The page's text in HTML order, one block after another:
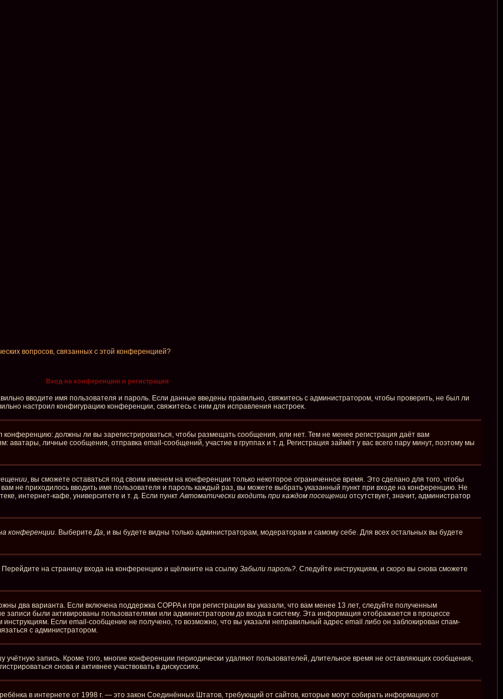
вопросов, связанных с этой конференцией?
Вход на конференцию и регистрация
вводите имя пользователя и пароль. Если данные введены правильно, свяжитесь с администратором, чтобы проверить, не был ли
настроил конфигурацию конференции, свяжитесь с ним для исправления настроек.
конференцию: должны ли вы зарегистрироваться, чтобы размещать сообщения, или нет. Тем не менее регистрация даёт вам
личные сообщения, отправка email-сообщений, участие в группах и т. д. Регистрация займёт у вас всего пару минут, поэтому мы
, вы сможете оставаться под своим именем на конференции только некоторое ограниченное время. Это сделано для того, чтобы
не приходилось вводить имя пользователя и пароль каждый раз, вы можете выбрать указанный пункт при входе на конференцию. Не
интернет-кафе, университете и т. д. Если пунктАвтоматически входить при каждом посещении отсутствует, значит, администратор
конференции. ВыберитеДа, и вы будете видны только администраторам, модераторам и самому себе. Для всех остальных вы будете
на страницу входа на конференцию и щёлкните на ссылку Забыли пароль?. Следуйте инструкциям, и скоро вы снова сможете
два варианта. Если включена поддержка COPPA и при регистрации вы указали, что вам менее 13 лет, следуйте полученным
были активированы пользователями или администратором до входа в систему. Эта информация отображается в процессе
Если email-сообщение не получено, то возможно, что вы указали неправильный адрес email либо он заблокирован спам-
с администратором.
учётную запись. Кроме того, многие конференции периодически удаляют пользователей, длительное время не оставляющих сообщения,
снова и активнее участвовать в дискуссиях.
в интернете от 1998 г. — это закон Соединённых Штатов, требующий от сайтов, которые могут собирать информацию от